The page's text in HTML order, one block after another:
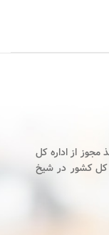
آخرین روز آبان سال ۱۳۹۳ با اخذ مجوز از اداره کل
کل کشور در شیخ